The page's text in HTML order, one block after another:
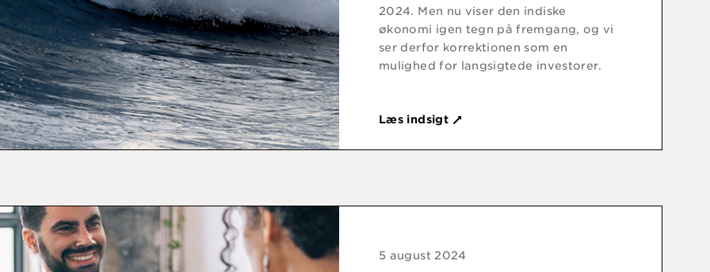
2024. Men nu viser den indiske
økonomi igen tegn på fremgang, og vi
ser derfor korrektionen som en
mulighed for langsigtede investorer.
Læs indsigt
5 august 2024